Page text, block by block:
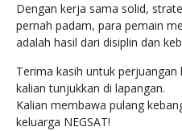
Dengan kerja sama solid,
pernah padam, para pemain
adalah hasil dari disiplin dan
Terima kasih untuk
kalian tunjukkan di lapangan.
Kalian membawa pulang
keluarga NEGSAT!